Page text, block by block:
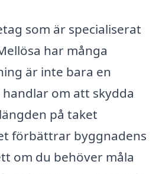
som är specialiserat
har många
är inte bara en
om att skydda
på taket
förbättrar byggnadens
om du behöver måla